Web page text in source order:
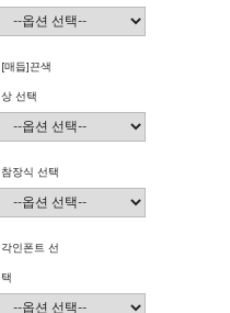
[매듭]끈색
상 선택
참장식 선택
각인폰트 선
택